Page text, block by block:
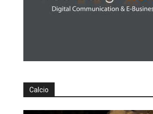
Calcio